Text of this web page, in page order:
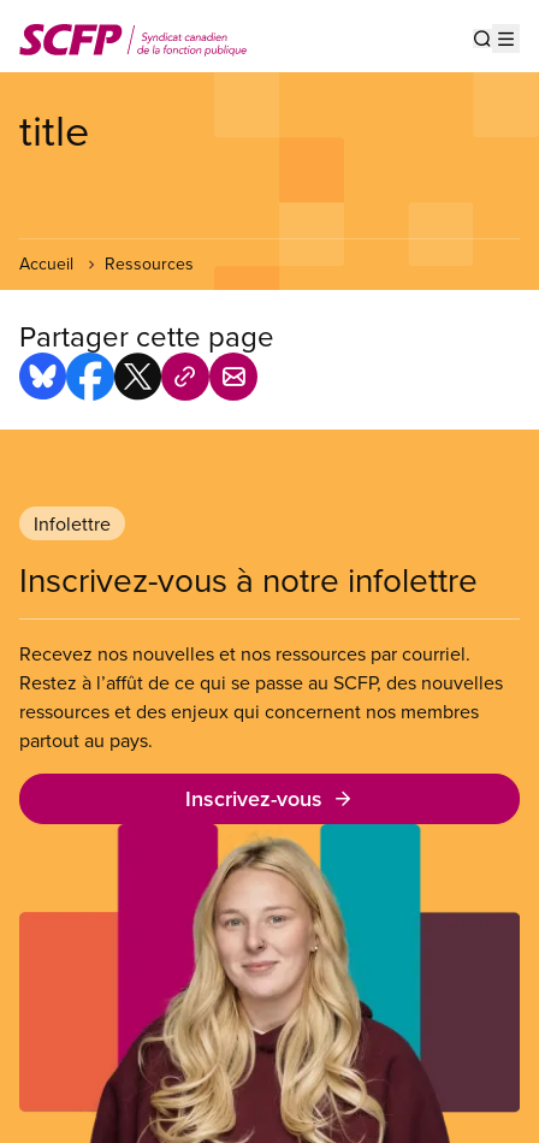
au
contenu
title
Accueil Ressources
Partager cette page
Infolettre
Inscrivez-vous à notre infolettre
Recevez nos nouvelles et nos ressources par courriel.
Restez à l’affût de ce qui se passe au SCFP, des nouvelles
ressources et des enjeux qui concernent nos membres
partout au pays.
Inscrivez-vous